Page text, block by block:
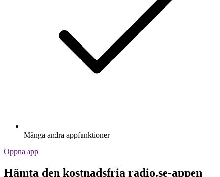
Många andra appfunktioner
Öppna app
Hämta den kostnadsfria radio.se-appen